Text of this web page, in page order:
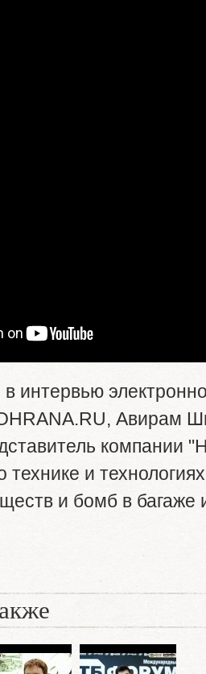
интервью
Авирам
компании
технике и
и бомб в багаже